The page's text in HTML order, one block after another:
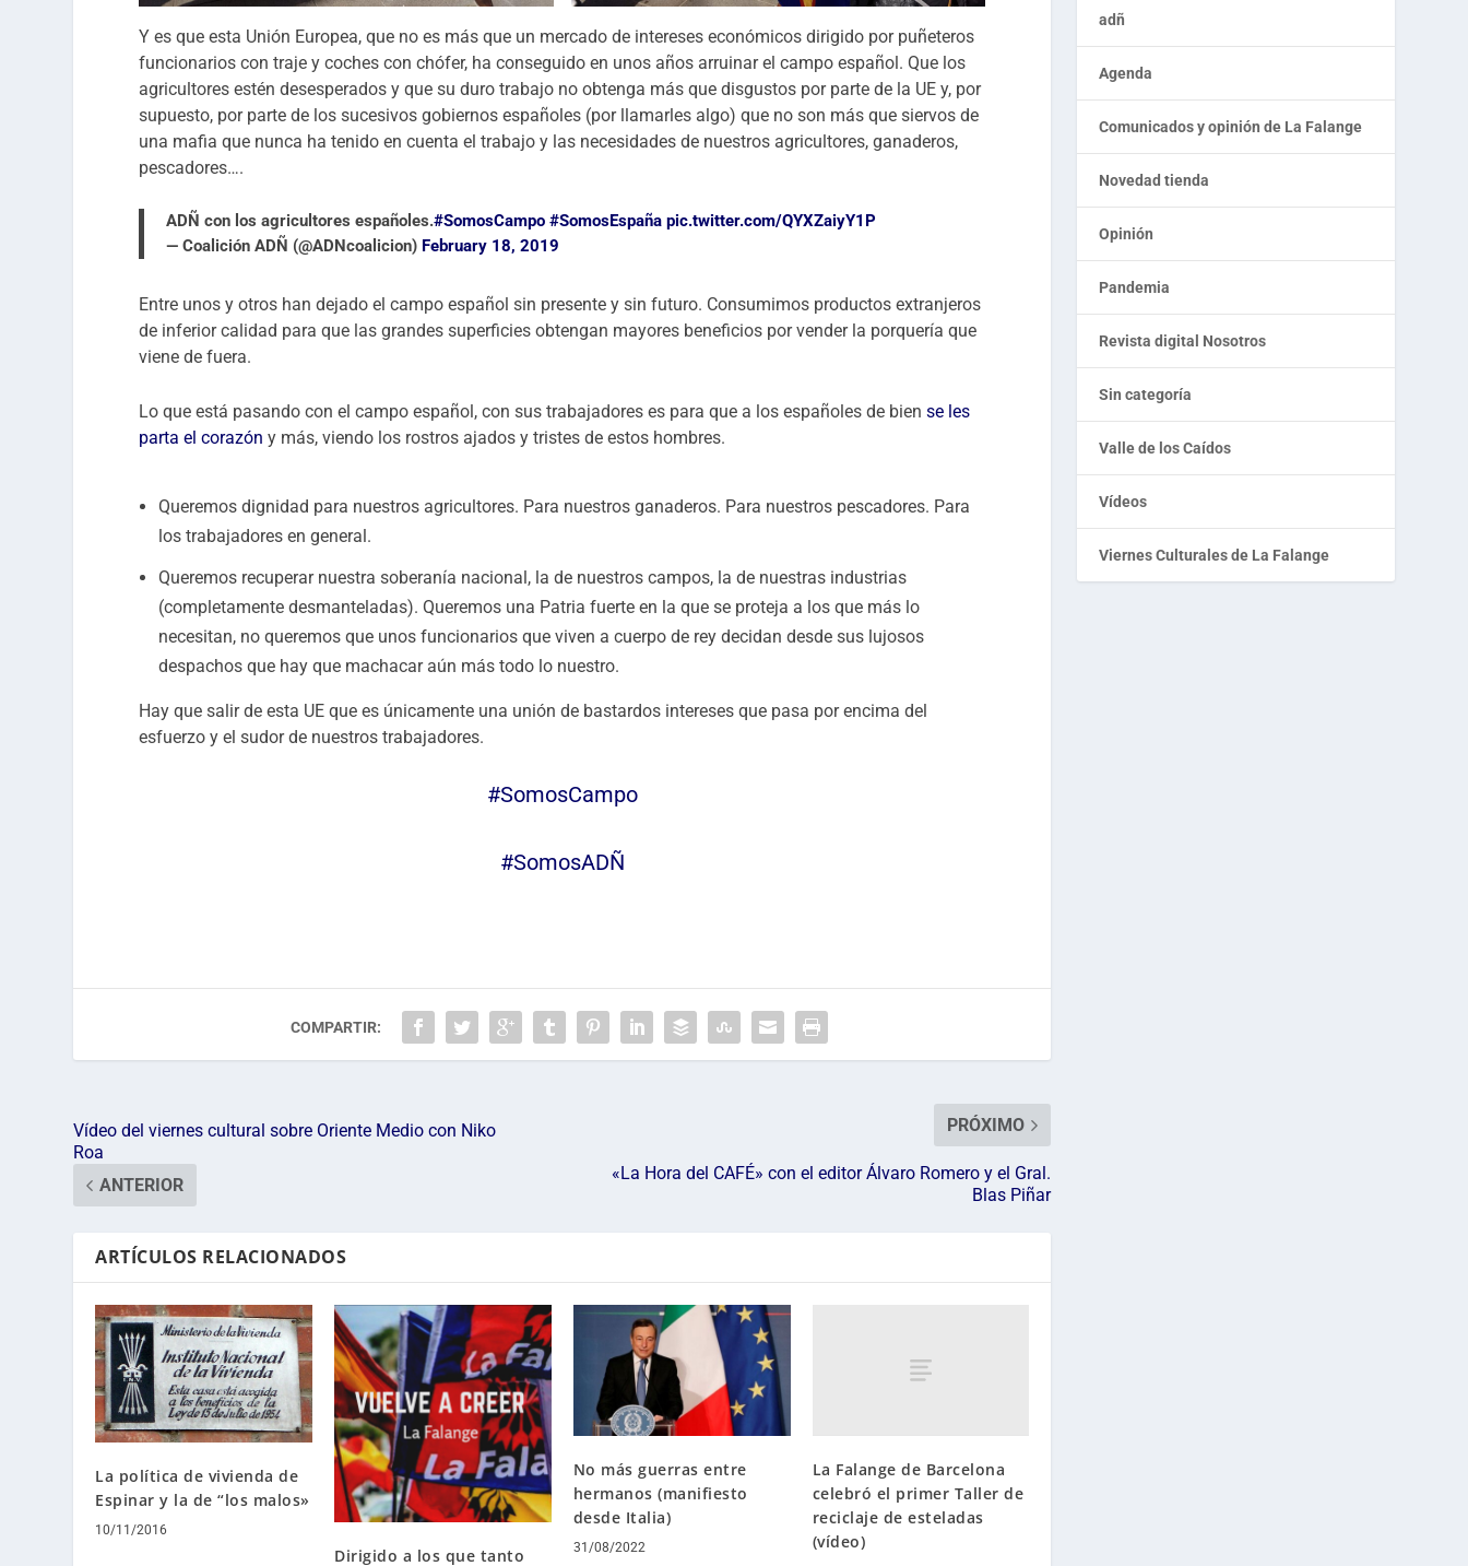
Y es que esta Unión Europea, que no es más que un mercado de intereses económicos dirigido por puñeteros
funcionarios con traje y coches con chófer, ha conseguido en unos años arruinar el campo español. Que los
agricultores estén desesperados y que su duro trabajo no obtenga más que disgustos por parte de la UE y, por
supuesto, por parte de los sucesivos gobiernos españoles (por llamarles algo) que no son más que siervos de
una mafia que nunca ha tenido en cuenta el trabajo y las necesidades de nuestros agricultores, ganaderos,
pescadores….
ADÑ con los agricultores españoles.#SomosCampo #SomosEspaña pic.twitter.com/QYXZaiyY1P
— Coalición ADÑ (@ADNcoalicion) February 18, 2019
Entre unos y otros han dejado el campo español sin presente y sin futuro. Consumimos productos extranjeros
de inferior calidad para que las grandes superficies obtengan mayores beneficios por vender la porquería que
viene de fuera.
Lo que está pasando con el campo español, con sus trabajadores es para que a los españoles de biense les
parta el corazón y más, viendo los rostros ajados y tristes de estos hombres.
Queremos dignidad para nuestros agricultores. Para nuestros ganaderos. Para nuestros pescadores. Para
los trabajadores en general.
Queremos recuperar nuestra soberanía nacional, la de nuestros campos, la de nuestras industrias
(completamente desmanteladas). Queremos una Patria fuerte en la que se proteja a los que más lo
necesitan, no queremos que unos funcionarios que viven a cuerpo de rey decidan desde sus lujosos
despachos que hay que machacar aún más todo lo nuestro.
Hay que salir de esta UE que es únicamente una unión de bastardos intereses que pasa por encima del
esfuerzo y el sudor de nuestros trabajadores.
#SomosCampo
#SomosADÑ
COMPARTIR:
Vídeo del viernes cultural sobre Oriente Medio con Niko
Roa
ANTERIOR
PRÓXIMO
«La Hora del CAFÉ» con el editor Álvaro Romero y el Gral.
Blas Piñar
ARTÍCULOS RELACIONADOS
La política de vivienda de
Espinar y la de “los malos»
10/11/2016
Dirigido a los que tanto
No más guerras entre
hermanos (manifiesto
desde Italia)
31/08/2022
La Falange de Barcelona
celebró el primer Taller de
reciclaje de esteladas
(vídeo)
adñ
Agenda
Comunicados y opinión de La Falange
Novedad tienda
Opinión
Pandemia
Revista digital Nosotros
Sin categoría
Valle de los Caídos
Vídeos
Viernes Culturales de La Falange